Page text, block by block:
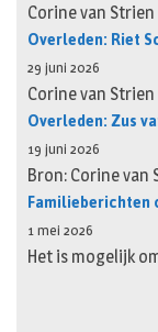
Corine van Strien
Overleden: Riet
29 juni 2026
Corine van Strien
Overleden: Zus
19 juni 2026
Bron: Corine van
1 mei 2026
Het is mogelijk